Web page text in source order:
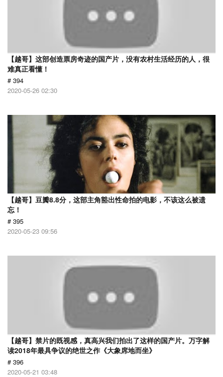
【越哥】这部创造票房奇迹的国产片，没有农村生活经历的人，很
难真正看懂！
# 394
2020-05-26 02:30
【越哥】豆瓣8.8分，这部主角豁出性命拍的电影，不该这么被遗
忘！
# 395
2020-05-23 09:56
【越哥】禁片的既视感，真高兴我们拍出了这样的国产片。万字解
读2018年最具争议的绝世之作《大象席地而坐》
# 396
2020-05-21 03:48